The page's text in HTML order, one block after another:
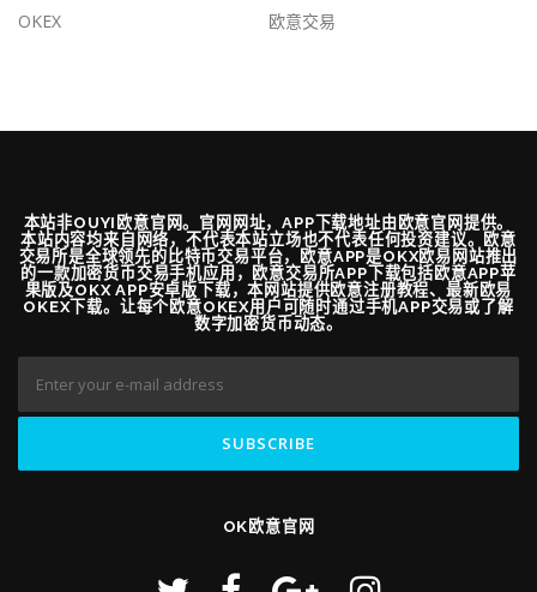
OKEX 欧意交易
本站非OUYI欧意官网。官网网址，APP下载地址由欧意官网提供。
本站内容均来自网络，不代表本站立场也不代表任何投资建议。欧意
交易所是全球领先的比特币交易平台，欧意APP是OKX欧易网站推出
的一款加密货币交易手机应用，欧意交易所APP下载包括欧意APP苹
果版及OKX APP安卓版下载，本网站提供欧意注册教程、最新欧易
OKEX下载。让每个欧意OKEX用户可随时通过手机APP交易或了解
数字加密货币动态。
OK欧意官网